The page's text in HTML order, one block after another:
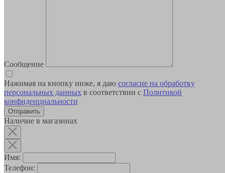
Сообщение
Нажимая на кнопку ниже, я даю согласие на обработку
персональных данных в соответствии с Политикой
конфиденциальности
Наличие в магазинах
Имя:
Телефон: